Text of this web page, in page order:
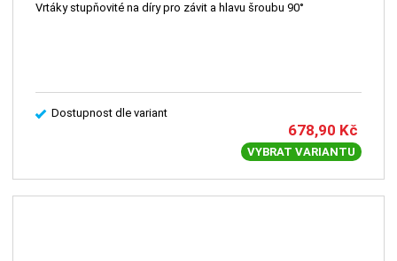
Vrtáky stupňovité na díry pro závit a hlavu šroubu 90°
Dostupnost dle variant
678,90 Kč
VYBRAT VARIANTU